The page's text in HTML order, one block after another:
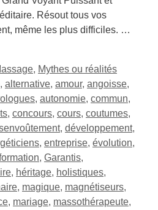
Résout tous vos
même les plus difficiles. …
, Mythes ou réalités
, alternative, amour, angoisse,
, autonomie, commun,
, concours, cours, coutumes,
, développement,
, entreprise, évolution,
, Garantis,
, héritage, holistiques,
, magique, magnétiseurs,
, mariage, massothérapeute,